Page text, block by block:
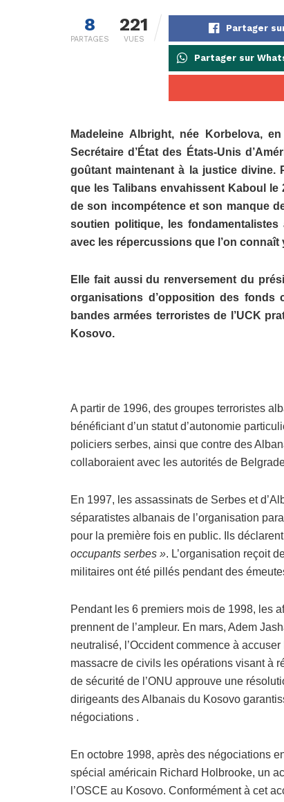
8
PARTAGES
221
VUES
Partager
Partager sur
Madeleine Albright, née Korbelova,
Secrétaire d’État des États-Unis
goûtant maintenant à la justice divine.
que les Talibans envahissent Kaboul
de son incompétence et son manque
soutien politique, les
avec les répercussions que l’on
Elle fait aussi du renversement du
organisations d’opposition des
bandes armées terroristes de l’UCK
Kosovo.
A partir de 1996, des groupes terroristes
bénéficiant d’un statut d’autonomie
policiers serbes, ainsi que contre des
collaboraient avec les autorités de
En 1997, les assassinats de Serbes et
séparatistes albanais de l’organisation
pour la première fois en public. Ils
occupants serbes ». L’organisation reçoit
militaires ont été pillés pendant des
Pendant les 6 premiers mois de 1998, les
prennent de l’ampleur. En mars, Adem
neutralisé, l’Occident commence à
massacre de civils les opérations visant à
de sécurité de l’ONU approuve une
dirigeants des Albanais du Kosovo
négociations .
En octobre 1998, après des négociations
spécial américain Richard Holbrooke, un
l’OSCE au Kosovo. Conformément à cet